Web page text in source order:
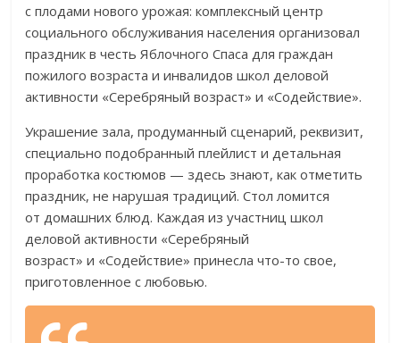
с плодами нового урожая: комплексный центр
социального обслуживания населения организовал
праздник в честь Яблочного Спаса для граждан
пожилого возраста и инвалидов школ деловой
активности «Серебряный возраст» и «Содействие».
Украшение зала, продуманный сценарий, реквизит,
специально подобранный плейлист и детальная
проработка костюмов — здесь знают, как отметить
праздник, не нарушая традиций. Стол ломится
от домашних блюд. Каждая из участниц школ
деловой активности «Серебряный
возраст» и «Содействие» принеслачто-то свое,
приготовленное с любовью.